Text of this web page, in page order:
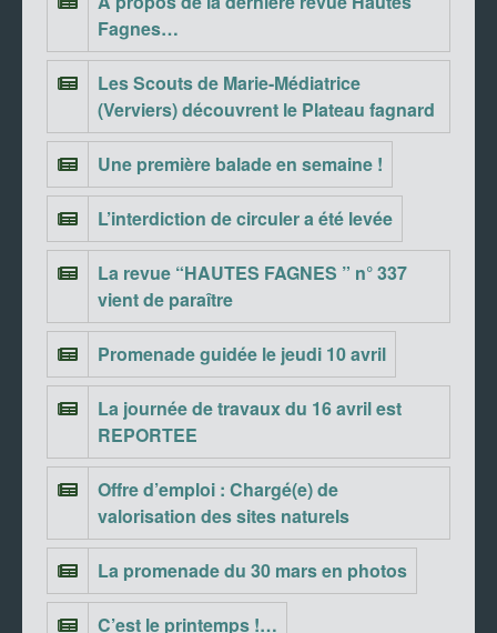
Fagnes…
Les Scouts de Marie-Médiatrice
(Verviers) découvrent le Plateau fagnard
Une première balade en semaine !
L’interdiction de circuler a été levée
La revue “HAUTES FAGNES ” n° 337
vient de paraître
Promenade guidée le jeudi 10 avril
La journée de travaux du 16 avril est
REPORTEE
Offre d’emploi : Chargé(e) de
valorisation des sites naturels
La promenade du 30 mars en photos
C’est le printemps !…